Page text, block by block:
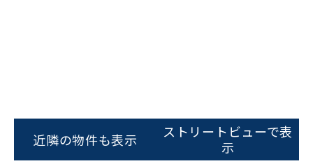
スムーズにご案内できます
0120-620-213
近隣の物件も表示
ストリートビューで表
示